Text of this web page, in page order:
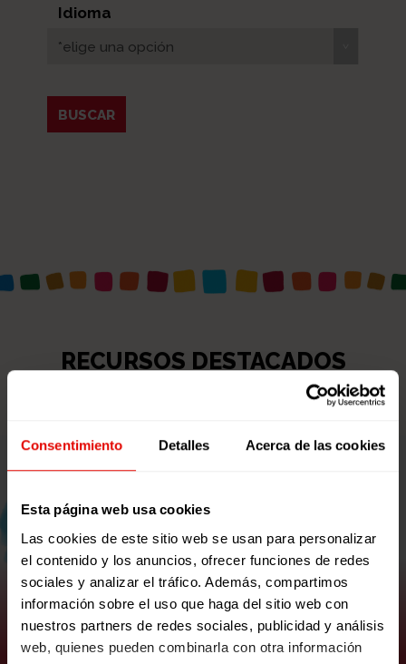
Consentimiento Detalles Acerca de las cookies
Esta página web usa cookies
Las cookies de este sitio web se usan para personalizar
el contenido y los anuncios, ofrecer funciones de redes
sociales y analizar el tráfico. Además, compartimos
información sobre el uso que haga del sitio web con
nuestros partners de redes sociales, publicidad y análisis
web, quienes pueden combinarla con otra información
Idioma
*elige una opción
RECURSOS DESTACADOS
"Colorines en el mar": Finalista